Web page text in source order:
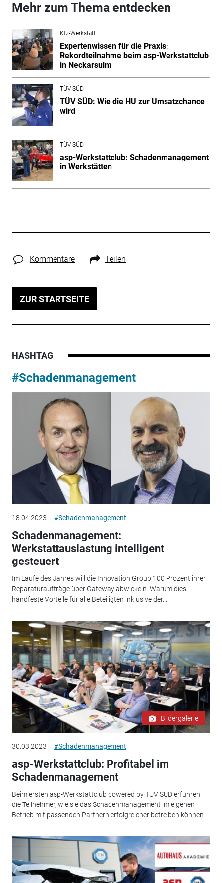
Mehr zum Thema entdecken
Kfz-Werkstatt
Expertenwissen für die Praxis:
Rekordteilnahme beim asp-Werkstattclub
in Neckarsulm
TÜV SÜD
TÜV SÜD: Wie die HU zur Umsatzchance
wird
TÜV SÜD
asp-Werkstattclub: Schadenmanagement
in Werkstätten
Kommentare Teilen
ZUR STARTSEITE
HASHTAG
#Schadenmanagement
18.04.2023 #Schadenmanagement
Schadenmanagement:
Werkstattauslastung intelligent
gesteuert
Im Laufe des Jahres will die Innovation Group 100 Prozent ihrer
Reparaturaufträge über Gateway abwickeln. Warum dies
handfeste Vorteile für alle Beteiligten inklusive der...
Bildergalerie
30.03.2023 #Schadenmanagement
asp-Werkstattclub: Profitabel im
Schadenmanagement
Beim ersten asp-Werkstattclub powered by TÜV SÜD erfuhren
die Teilnehmer, wie sie das Schadenmanagement im eigenen
Betrieb mit passenden Partnern erfolgreicher betreiben können.